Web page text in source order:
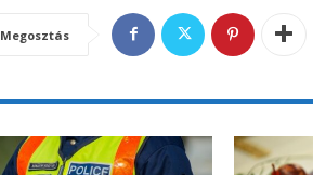
Megosztás